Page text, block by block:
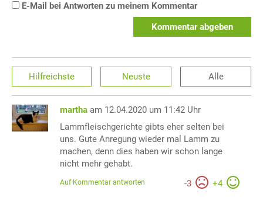
E-Mail bei Antworten zu meinem Kommentar
Kommentar abgeben
Hilfreichste Neuste Alle
martha am 12.04.2020 um 11:42 Uhr
Lammfleischgerichte gibts eher selten bei
uns. Gute Anregung wieder mal Lamm zu
machen, denn dies haben wir schon lange
nicht mehr gehabt.
-3 +4
Auf Kommentar antworten